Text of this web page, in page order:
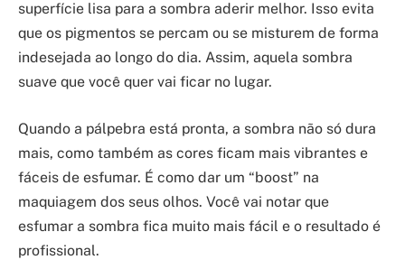
superfície lisa para a sombra aderir melhor. Isso evita
que os pigmentos se percam ou se misturem de forma
indesejada ao longo do dia. Assim, aquela sombra
suave que você quer vai ficar no lugar.
Quando a pálpebra está pronta, a sombra não só dura
mais, como também as cores ficam mais vibrantes e
fáceis de esfumar. É como dar um “boost” na
maquiagem dos seus olhos. Você vai notar que
esfumar a sombra fica muito mais fácil e o resultado é
profissional.